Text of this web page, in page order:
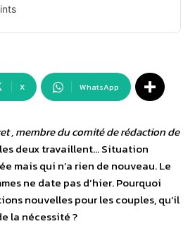
X WhatsApp
, membre du comité de rédaction de
deux travaillent… Situation
mais qui n’a rien de nouveau. Le
ne date pas d’hier. Pourquoi
nouvelles pour les couples, qu’il
la nécessité ?